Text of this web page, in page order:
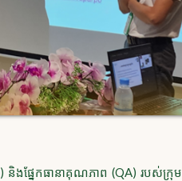
ងផ្នែកធានាគុណភាព (QA) របស់ក្រុ